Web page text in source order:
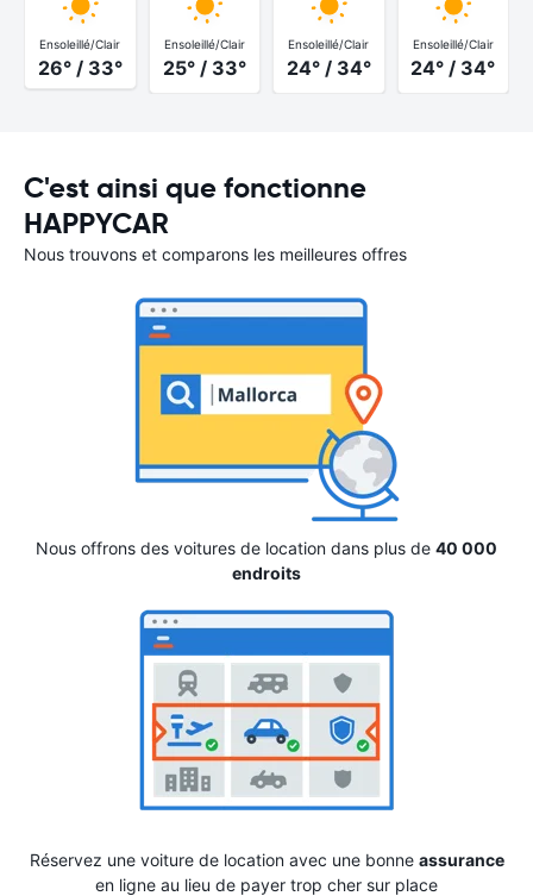
Ensoleillé/Clair
26° / 33°
Ensoleillé/Clair
25° / 33°
Ensoleillé/Clair
24° / 34°
Ensoleillé/Clair
24° / 34°
C'est ainsi que fonctionne
HAPPYCAR
Nous trouvons et comparons les meilleures offres
Nous offrons des voitures de location dans plus de 40 000
endroits
Réservez une voiture de location avec une bonne assurance
en ligne au lieu de payer trop cher sur place